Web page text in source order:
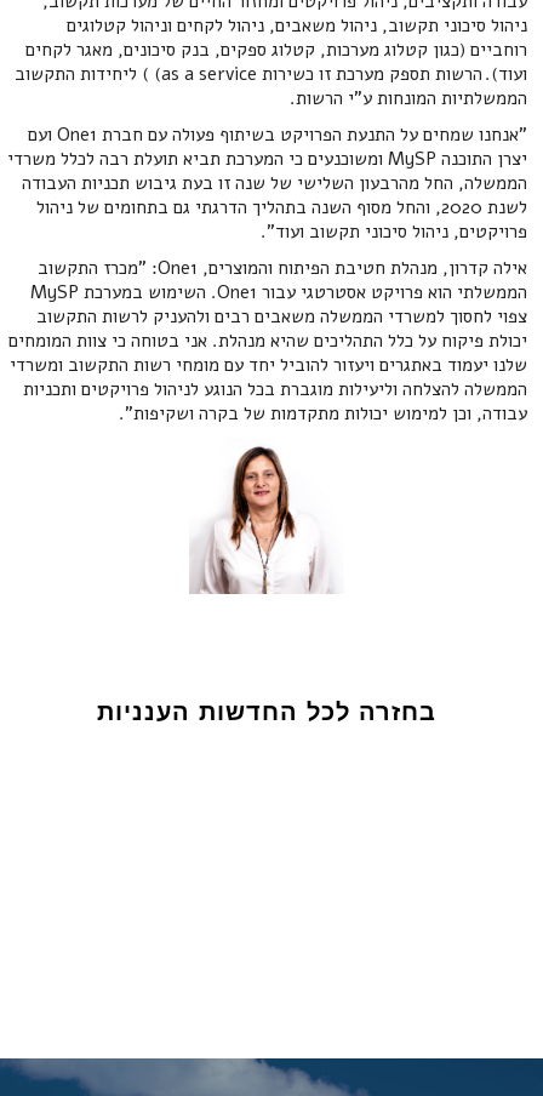
ניהול סיכוני תקשוב, ניהול משאבים, ניהול לקחים וניהול קטלוגים
רוחביים (כגון קטלוג מערכות, קטלוג ספקים, בנק סיכונים, מאגר לקחים
ועוד). הרשות תספק מערכת זו כשירות as a service) ) ליחידות התקשוב
הממשלתיות המונחות ע"י הרשות.
"אנחנו שמחים על התנעת הפרויקט בשיתוף פעולה עם חברת One1 ועם
יצרן התוכנה MySP ומשוכנעים כי המערכת תביא תועלת רבה לכלל משרדי
הממשלה, החל מהרבעון השלישי של שנה זו בעת גיבוש תכניות העבודה
לשנת 2020, והחל מסוף השנה בתהליך הדרגתי גם בתחומים של ניהול
פרויקטים, ניהול סיכוני תקשוב ועוד".
אילה קדרון, מנהלת חטיבת הפיתוח והמוצרים, One1: "מכרז התקשוב
הממשלתי הוא פרויקט אסטרטגי עבור One1. השימוש במערכת MySP
צפוי לחסוך למשרדי הממשלה משאבים רבים ולהעניק לרשות התקשוב
יכולת פיקוח על כלל התהליכים שהיא מנהלת. אני בטוחה כי צוות המומחים
שלנו יעמוד באתגרים ויעזור להוביל יחד עם מומחי רשות התקשוב ומשרדי
הממשלה להצלחה וליעילות מוגברת בכל הנוגע לניהול פרויקטים ותכניות
עבודה, וכן למימוש יכולות מתקדמות של בקרה ושקיפות".
בחזרה לכל החדשות הענניות